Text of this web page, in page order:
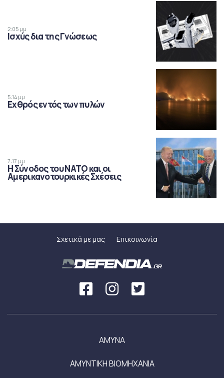
2:05 μμ
Ισχύς δια της Γνώσεως
5:14 μμ
Εχθρός εντός των πυλών
7:17 μμ
Η Σύνοδος του ΝΑΤΟ και οι
Αμερικανοτουρκικές Σχέσεις
Σχετικά με μας Επικοινωνία
ΑΜΥΝΑ
ΑΜΥΝΤΙΚΗ ΒΙΟΜΗΧΑΝΙΑ